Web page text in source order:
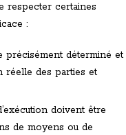
respecter certaines
:
précisément déterminé et
réelle des parties et
doivent être
de moyens ou de